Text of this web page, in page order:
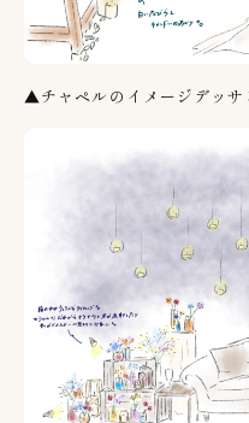
▲チャペルのイメージデッサ